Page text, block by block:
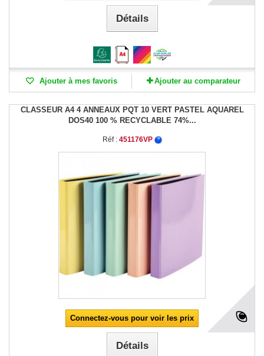
Détails
Ajouter à mes favoris Ajouter au comparateur
CLASSEUR A4 4 ANNEAUX PQT 10 VERT PASTEL AQUAREL
DOS40 100 % RECYCLABLE 74%...
Réf : 451176VP
Connectez-vous pour voir les prix
Détails